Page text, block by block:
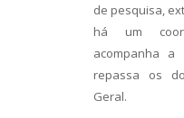
de pesquisa,
há um
acompanha a
repassa os
Geral.